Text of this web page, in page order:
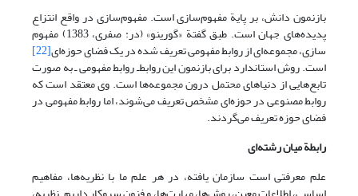
بازنمون دانش، بر پایة مفهوم‌سازی است. مفهوم‌سازی در واقع انتزاع
پدیده‌های جهان است. طبق گفتة «گورینو» (در: صفری، 1383) مفهوم
سازی، مجموعه‌ای از روابط مفهومی تعریف شده در یک فضای حوزه‌ای[22]
است. روش استاندارد برای بازنمون این روابط‌ـ روابط مفهومی ـ به صورت
تابع‌هایی از دنیاهای محتمل درون مجموعه‌ها است. وی معتقد است که
روابط مصنوعی در حوزه‌ای مشخص تعریف می‌شوند، اما روابط مفهومی در
فضای حوزه تعریف می‌گردند.
رابطة میان رشته‌ای
علم معرفتی است سازمان یافته، در هر علم ما با نظریه‌ها، مفاهیم